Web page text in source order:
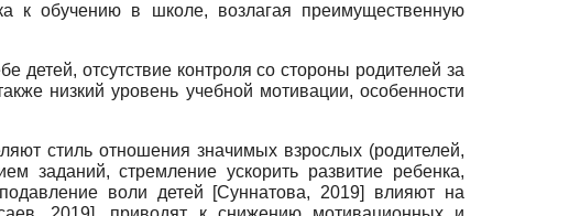
к обучению в школе, возлагая преимущественную
детей, отсутствие контроля со стороны родителей за
низкий уровень учебной мотивации, особенности
стиль отношения значимых взрослых (родителей,
заданий, стремление ускорить развитие ребенка,
воли детей [Суннатова, 2019]
влияют на